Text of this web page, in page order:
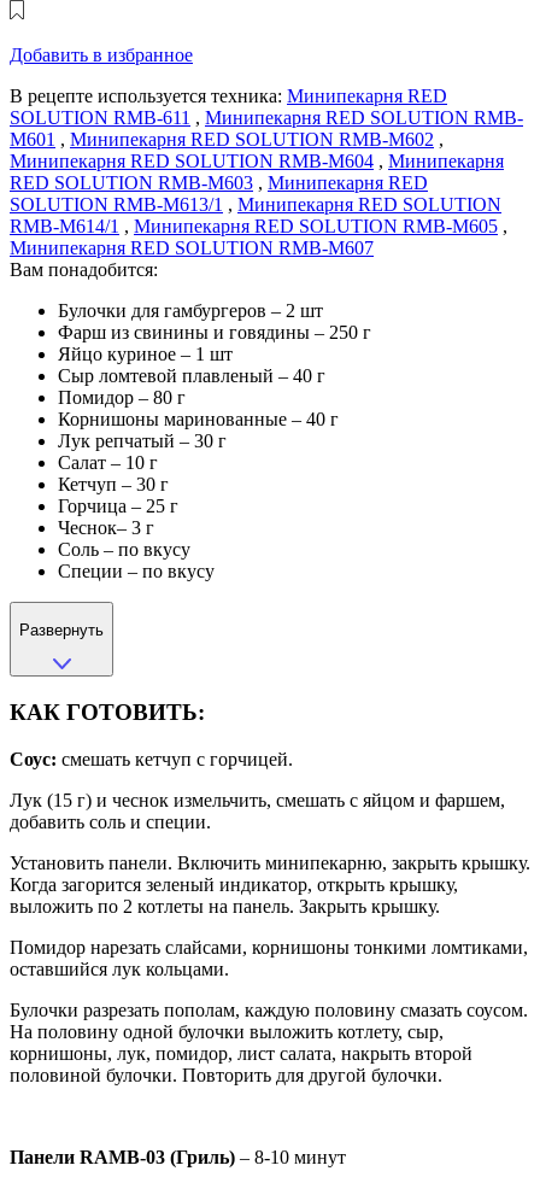
Добавить в избранное
В рецепте используется техника: Минипекарня RED
SOLUTION RMB-611 , Минипекарня RED SOLUTION RMB-
M601 , Минипекарня RED SOLUTION RMB-M602 ,
Минипекарня RED SOLUTION RMB-M604 , Минипекарня
RED SOLUTION RMB-M603 , Минипекарня RED
SOLUTION RMB-M613/1 , Минипекарня RED SOLUTION
RMB-M614/1 , Минипекарня RED SOLUTION RMB-M605 ,
Минипекарня RED SOLUTION RMB-M607
Вам понадобится:
Булочки для гамбургеров – 2 шт
Фарш из свинины и говядины – 250 г
Яйцо куриное – 1 шт
Сыр ломтевой плавленый – 40 г
Помидор – 80 г
Корнишоны маринованные – 40 г
Лук репчатый – 30 г
Салат – 10 г
Кетчуп – 30 г
Горчица – 25 г
Чеснок– 3 г
Соль – по вкусу
Специи – по вкусу
Развернуть
КАК ГОТОВИТЬ:
Соус: смешать кетчуп с горчицей.
Лук (15 г) и чеснок измельчить, смешать с яйцом и фаршем,
добавить соль и специи.
Установить панели. Включить минипекарню, закрыть крышку.
Когда загорится зеленый индикатор, открыть крышку,
выложить по 2 котлеты на панель. Закрыть крышку.
Помидор нарезать слайсами, корнишоны тонкими ломтиками,
оставшийся лук кольцами.
Булочки разрезать пополам, каждую половину смазать соусом.
На половину одной булочки выложить котлету, сыр,
корнишоны, лук, помидор, лист салата, накрыть второй
половиной булочки. Повторить для другой булочки.
Панели RAMB-03 (Гриль) – 8-10 минут